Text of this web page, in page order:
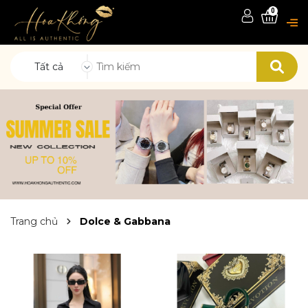
Tất cả
0
Trang chủ Dolce & Gabbana